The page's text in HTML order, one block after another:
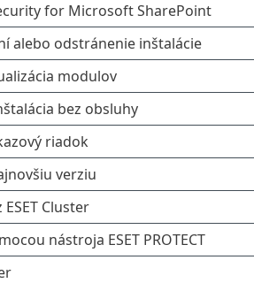
for Microsoft SharePoint
alebo odstránenie inštalácie
modulov
bez obsluhy
riadok
verziu
Cluster
nástroja ESET PROTECT